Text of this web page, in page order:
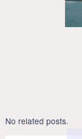
No related posts.